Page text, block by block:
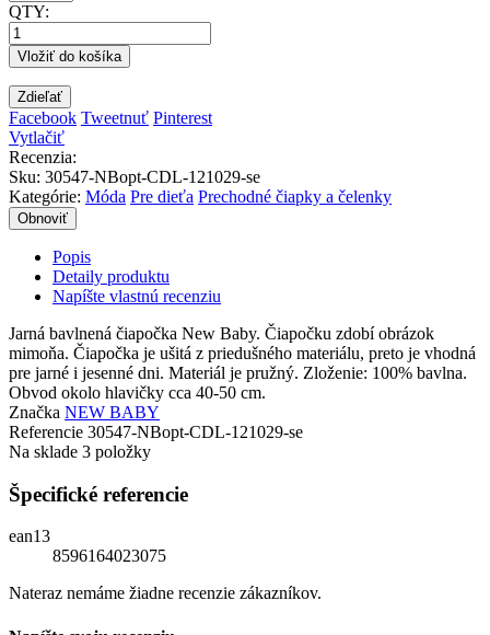
QTY:
Vložiť do košíka
Zdieľať
Facebook Tweetnuť Pinterest
Vytlačiť
Recenzia:
Sku: 30547-NBopt-CDL-121029-se
Kategórie: Móda Pre dieťa Prechodné čiapky a čelenky
Popis
Detaily produktu
Napíšte vlastnú recenziu
Jarná bavlnená čiapočka New Baby. Čiapočku zdobí obrázok
mimoňa. Čiapočka je ušitá z priedušného materiálu, preto je vhodná
pre jarné i jesenné dni. Materiál je pružný. Zloženie: 100% bavlna.
Obvod okolo hlavičky cca 40-50 cm.
Značka NEW BABY
Referencie 30547-NBopt-CDL-121029-se
Na sklade 3 položky
Špecifické referencie
ean13
8596164023075
Nateraz nemáme žiadne recenzie zákazníkov.